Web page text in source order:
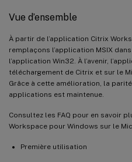
Vue d’ensemble
À partir de l’application Citrix
remplaçons l’application MSIX
l’application Win32. À l’avenir,
téléchargement de Citrix et sur le
Grâce à cette amélioration, la
applications est maintenue.
Consultez les FAQ pour en savoir
Workspace pour Windows sur le
Première utilisation